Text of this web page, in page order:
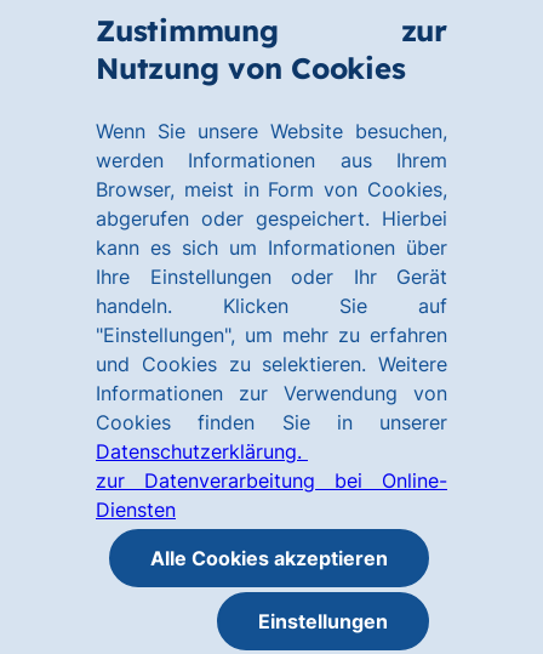
Zustimmung zur
Nutzung von Cookies
Wenn Sie unsere Website besuchen,
werden Informationen aus Ihrem
Browser, meist in Form von Cookies,
abgerufen oder gespeichert. Hierbei
kann es sich um Informationen über
Ihre Einstellungen oder Ihr Gerät
handeln. Klicken Sie auf
"Einstellungen", um mehr zu erfahren
und Cookies zu selektieren. Weitere
Informationen zur Verwendung von
Cookies finden Sie in unserer
Datenschutzerklärung.
zur Datenverarbeitung bei Online-
Diensten
Alle Cookies akzeptieren
Einstellungen
Hauptinhalt